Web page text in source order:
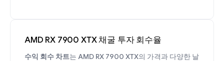
AMD RX 7900 XTX 채굴 투자 회수율
수익 회수 차트는 AMD RX 7900 XTX의 가격과 다양한 날